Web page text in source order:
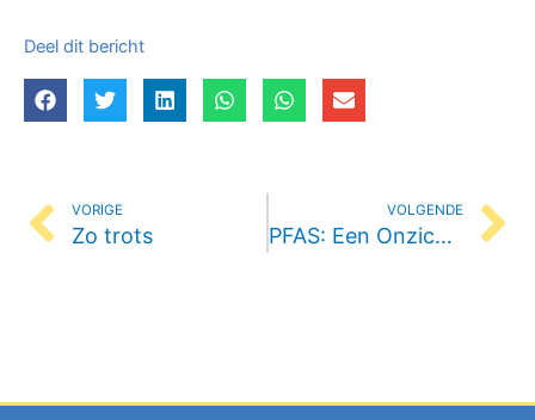
Deel dit bericht
Vorige
VORIGE
Zo trots
VOLGENDE
PFAS: Een Onzichtbare Bedreiging Voor Onze Omgeving!